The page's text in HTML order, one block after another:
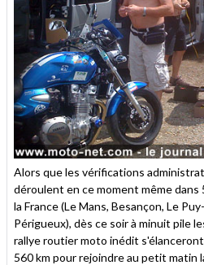
Alors que les vérifications
déroulent en ce moment même
la France (Le Mans, Besançon, Le
Périgueux), dès ce soir à minuit pile
rallye routier moto inédit
560 km pour rejoindre au petit matin